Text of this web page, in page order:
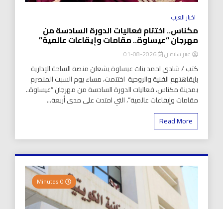
اخبار العرب
مكناس.. اختتام فعاليات الدورة السادسة من
مهرجان “عيساوة.. مقامات وإيقاعات عالمية”
عبير سليمان 2026-08-01
كتب / شادي احمد بنات عيساوة يشعلن منصة الساحة الإدارية
بايقاهتهم الفنية والروحية اختتمت، مساء يوم السبت المنصرم
بمدينة مكناس، فعاليات الدورة السادسة من مهرجان “عيساوة..
مقامات وإيقاعات عالمية”، التي امتدت على مدى أربعة...
Read More